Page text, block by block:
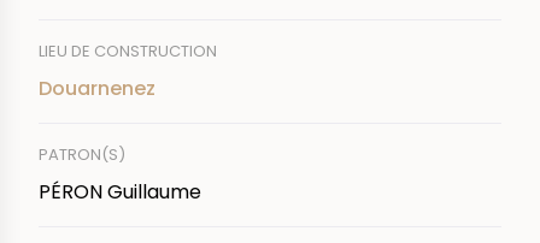
LIEU DE CONSTRUCTION
Douarnenez
PATRON(S)
PÉRON Guillaume